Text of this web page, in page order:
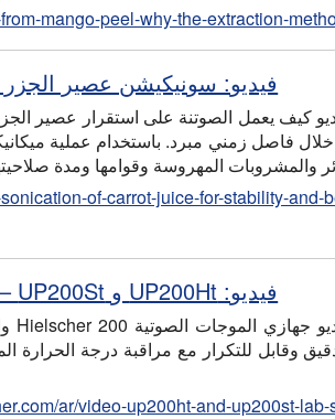
mango-peel-why-the-extraction-
فيديو: سونيكيشن عصير
كيف يعمل الصوتنة على استقرار عصير
والمشروبات المهروسة وقوامها ومدة
of-carrot-juice-for-stability-and-
فيديو: UP200Ht و UP200St – أجهزة صوتيات المختبر
وقابل للتكرار مع مراقبة درجة الحرارة
ar/video-up200ht-and-up200st-